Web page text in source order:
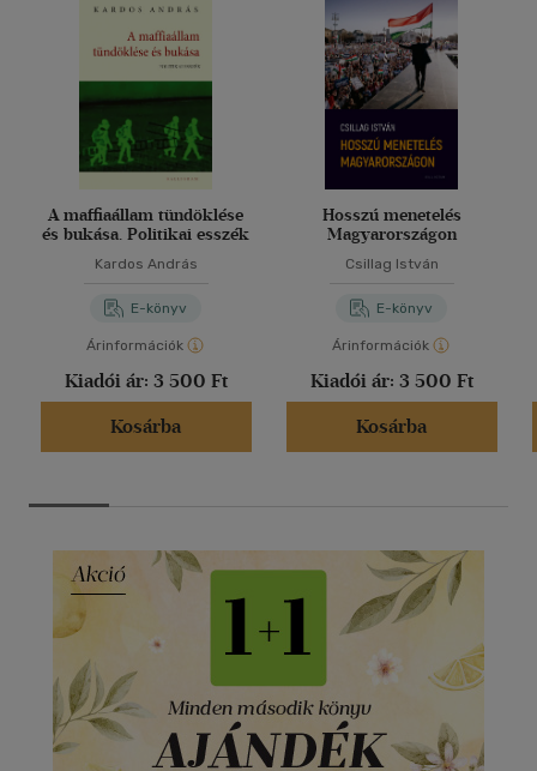
A maffiaállam tündöklése
és bukása. Politikai esszék
Kardos András
E-könyv
Árinformációk
Kiadói ár: 3 500 Ft
Kosárba
Hosszú menetelés
Magyarországon
Csillag István
E-könyv
Árinformációk
Kiadói ár: 3 500 Ft
Kosárba